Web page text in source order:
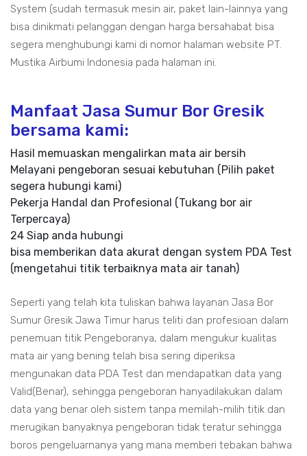
System (sudah termasuk mesin air, paket lain-lainnya yang
bisa dinikmati pelanggan dengan harga bersahabat bisa
segera menghubungi kami di nomor halaman website PT.
Mustika Airbumi Indonesia pada halaman ini.
Manfaat Jasa Sumur Bor Gresik
bersama kami:
Hasil memuaskan mengalirkan mata air bersih
Melayani pengeboran sesuai kebutuhan (Pilih paket
segera hubungi kami)
Pekerja Handal dan Profesional (Tukang bor air
Terpercaya)
24 Siap anda hubungi
bisa memberikan data akurat dengan system PDA Test
(mengetahui titik terbaiknya mata air tanah)
Seperti yang telah kita tuliskan bahwa layanan Jasa Bor
Sumur Gresik Jawa Timur harus teliti dan profesioan dalam
penemuan titik Pengeboranya, dalam mengukur kualitas
mata air yang bening telah bisa sering diperiksa
mengunakan data PDA Test dan mendapatkan data yang
Valid(Benar), sehingga pengeboran hanyadilakukan dalam
data yang benar oleh sistem tanpa memilah-milih titik dan
merugikan banyaknya pengeboran tidak teratur sehingga
boros pengeluarnanya yang mana memberi tebakan bahwa